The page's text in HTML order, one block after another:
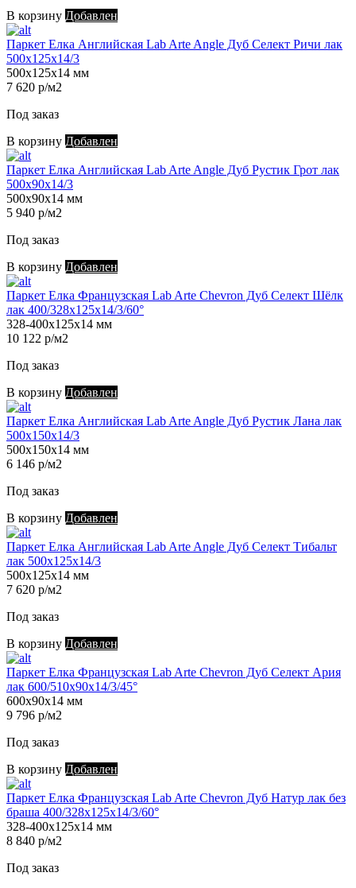
В корзину Добавлен
Паркет Елка Английская Lab Arte Angle Дуб Селект Ричи лак
500х125х14/3
500х125х14 мм
7 620 р/м2
Под заказ
В корзину Добавлен
Паркет Елка Английская Lab Arte Angle Дуб Рустик Грот лак
500х90х14/3
500х90х14 мм
5 940 р/м2
Под заказ
В корзину Добавлен
Паркет Елка Французская Lab Arte Chevron Дуб Селект Шёлк
лак 400/328х125х14/3/60°
328-400х125х14 мм
10 122 р/м2
Под заказ
В корзину Добавлен
Паркет Елка Английская Lab Arte Angle Дуб Рустик Лана лак
500х150х14/3
500х150х14 мм
6 146 р/м2
Под заказ
В корзину Добавлен
Паркет Елка Английская Lab Arte Angle Дуб Селект Тибальт
лак 500х125х14/3
500х125х14 мм
7 620 р/м2
Под заказ
В корзину Добавлен
Паркет Елка Французская Lab Arte Chevron Дуб Селект Ария
лак 600/510х90х14/3/45°
600х90х14 мм
9 796 р/м2
Под заказ
В корзину Добавлен
Паркет Елка Французская Lab Arte Chevron Дуб Натур лак без
браша 400/328х125х14/3/60°
328-400х125х14 мм
8 840 р/м2
Под заказ